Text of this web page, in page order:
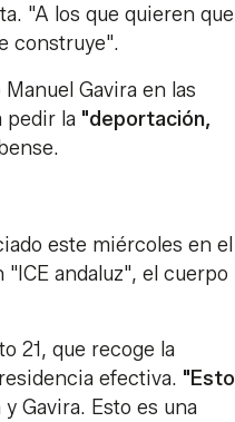
"A los que quieren que
construye".
Gavira en las
pedir la "deportación,
este miércoles en el
andaluz", el cuerpo
21, que recoge la
efectiva. "Esto
Gavira. Esto es una